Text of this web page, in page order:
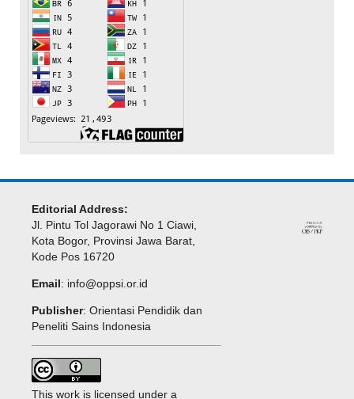
Editorial Address:
Jl. Pintu Tol Jagorawi No 1 Ciawi,
Kota Bogor, Provinsi Jawa Barat,
Kode Pos 16720
Email: info@oppsi.or.id
Publisher: Orientasi Pendidik dan
Peneliti Sains Indonesia
This work is licensed under a